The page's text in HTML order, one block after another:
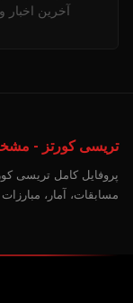
آخرین
تریسی کورتز -
پروفایل کامل تریسی
مسابقات، آمار،